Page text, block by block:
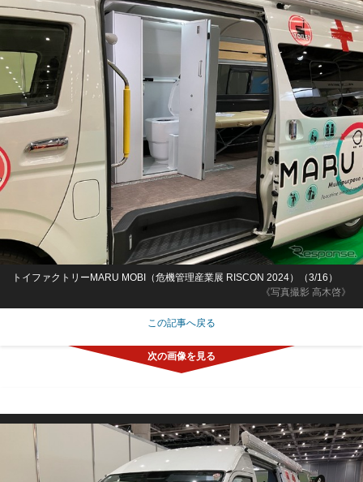
《写真撮影 高木啓》
トイファクトリーMARU MOBI（危機管理産業展 RISCON 2024）（3/16）
この記事へ戻る